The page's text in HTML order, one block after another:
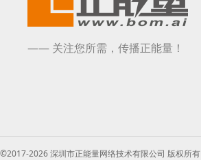
—— 关注您所需，传播正能量！
©2017-2026 深圳市正能量网络技术有限公司 版权所有